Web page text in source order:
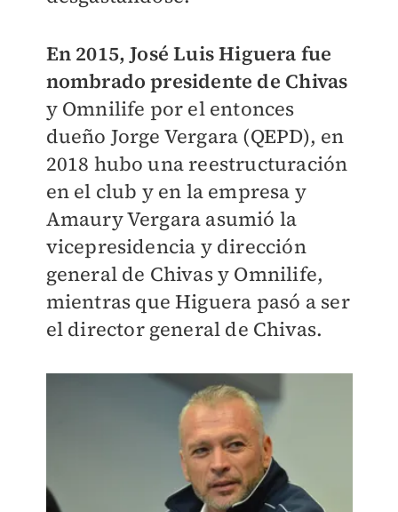
En 2015, José Luis Higuera fue
nombrado presidente de Chivas
y Omnilife por el entonces
dueño Jorge Vergara (QEPD), en
2018 hubo una reestructuración
en el club y en la empresa y
Amaury Vergara asumió la
vicepresidencia y dirección
general de Chivas y Omnilife,
mientras que Higuera pasó a ser
el director general de Chivas.